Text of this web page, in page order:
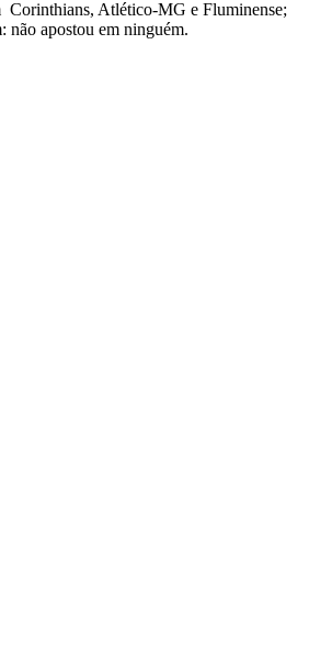
Corinthians, Atlético-MG e Fluminense;
apostou em ninguém.